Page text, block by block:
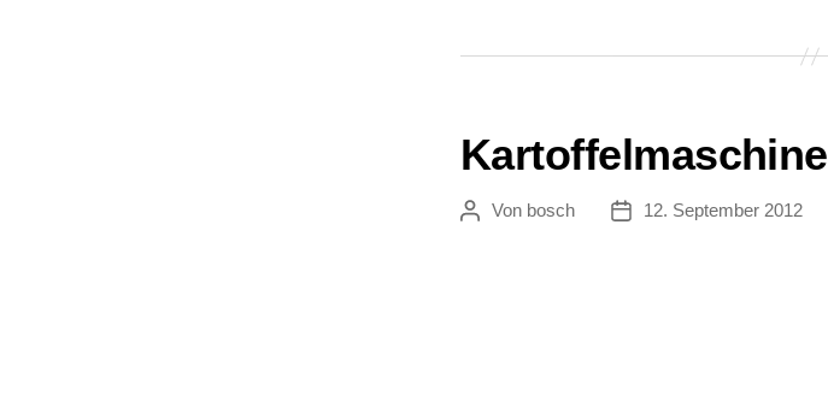
Kartoffelmaschine
Beitragsautor
Von bosch Veröffentlichungsdatum
12. September 2012